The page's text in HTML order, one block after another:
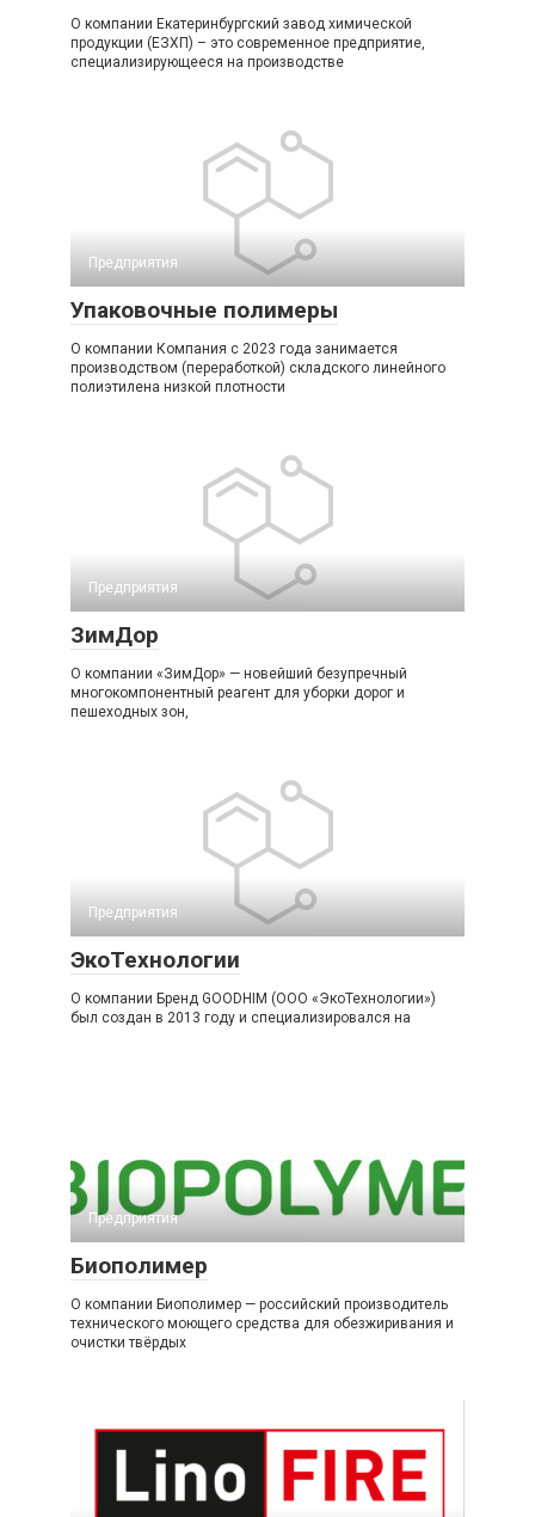
О компании Екатеринбургский завод химической
продукции (ЕЗХП) – это современное предприятие,
специализирующееся на производстве
Предприятия
Упаковочные полимеры
О компании Компания с 2023 года занимается
производством (переработкой) складского линейного
полиэтилена низкой плотности
Предприятия
ЗимДор
О компании «ЗимДор» — новейший безупречный
многокомпонентный реагент для уборки дорог и
пешеходных зон,
Предприятия
ЭкоТехнологии
О компании Бренд GOODHIM (ООО «ЭкоТехнологии»)
был создан в 2013 году и специализировался на
Предприятия
Биополимер
О компании Биополимер — российский производитель
технического моющего средства для обезжиривания и
очистки твёрдых